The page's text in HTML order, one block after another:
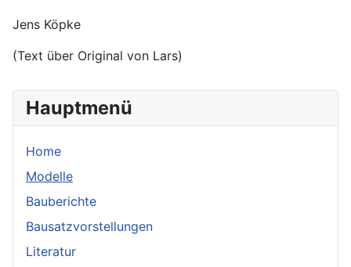
Hauptmenü
Home
Modelle
Bauberichte
Bausatzvorstellungen
Literatur
Jens Köpke
(Text über Original von Lars)